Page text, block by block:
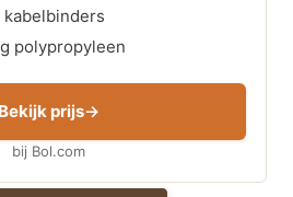
kabelbinders
polypropyleen
Bekijk prijs
bij Bol.com